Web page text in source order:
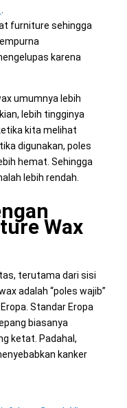
furniture sehingga
karena
umumnya lebih
lebih tingginya
kita melihat
digunakan, poles
hemat. Sehingga
lebih rendah.
Wax
terutama dari sisi
adalah “poles wajib”
Standar Eropa
biasanya
ketat. Padahal,
kanker